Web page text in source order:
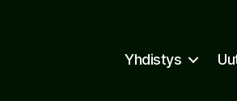
Yhdistys